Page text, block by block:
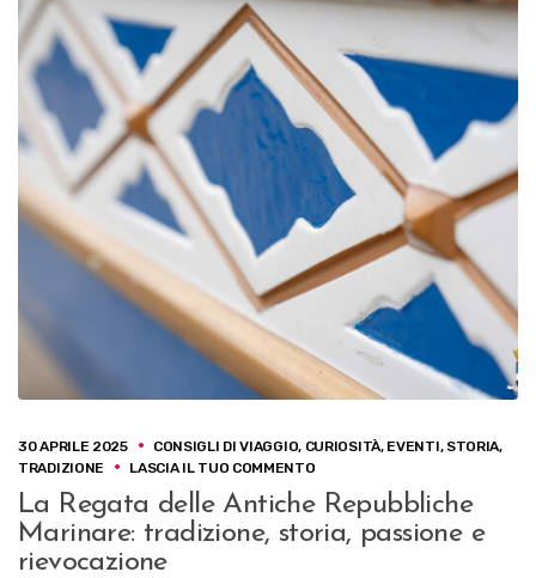
30 APRILE 2025 CONSIGLI DI VIAGGIO, CURIOSITÀ, EVENTI, STORIA,
TRADIZIONE
LASCIA IL TUO COMMENTOSU
LA
REGATA
DELLE
La Regata delle Antiche Repubbliche
Marinare: tradizione, storia, passione e
rievocazione